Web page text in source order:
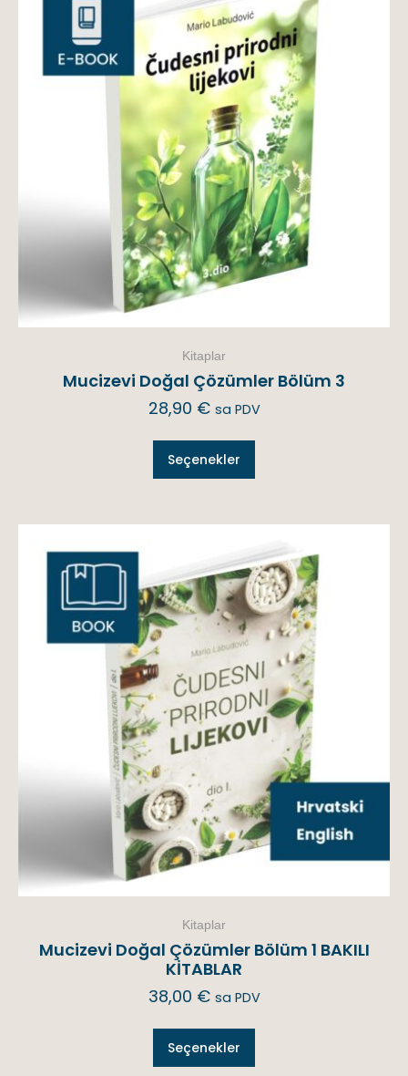
Kitaplar
Mucizevi Doğal Çözümler Bölüm 3
28,90 € sa PDV
Seçenekler
Kitaplar
Mucizevi Doğal Çözümler Bölüm 1 BAKILI
KİTABLAR
38,00 € sa PDV
Seçenekler